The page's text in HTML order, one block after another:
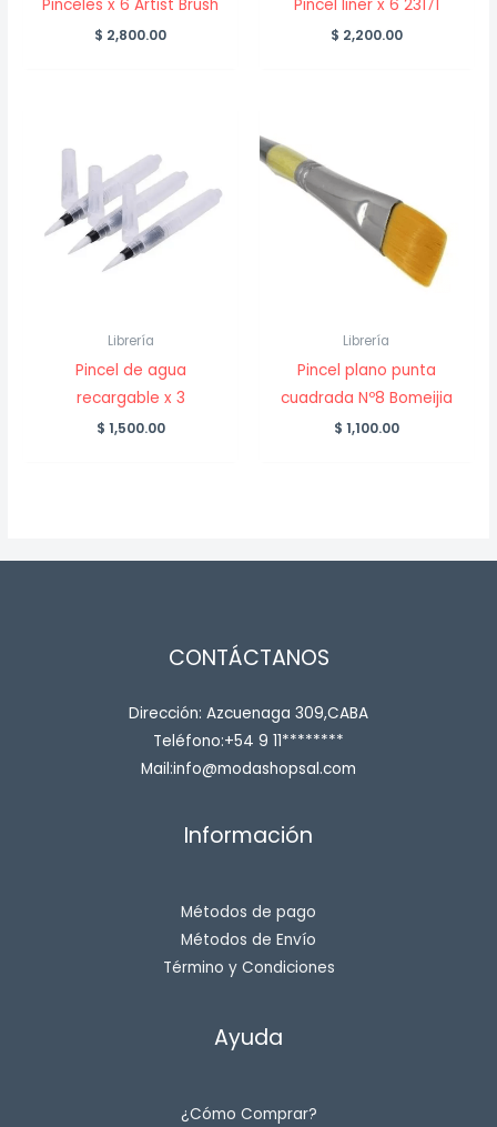
Pinceles x 6 Artist Brush
$ 2,800.00
Pincel liner x 6 23171
$ 2,200.00
Librería
Pincel de agua
recargable x 3
$ 1,500.00
Librería
Pincel plano punta
cuadrada Nº8 Bomeijia
$ 1,100.00
CONTÁCTANOS
Dirección: Azcuenaga 309,CABA
Teléfono:+54 9 11********
Mail:info@modashopsal.com
Información
Métodos de pago
Métodos de Envío
Término y Condiciones
Ayuda
¿Cómo Comprar?